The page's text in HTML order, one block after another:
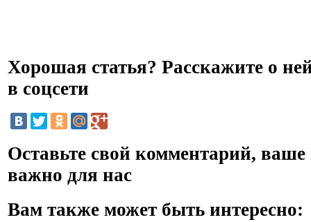
Хорошая статья? Расскажите о
в соцсети
Оставьте свой комментарий, ваше
важно для нас
Вам также может быть интересно: